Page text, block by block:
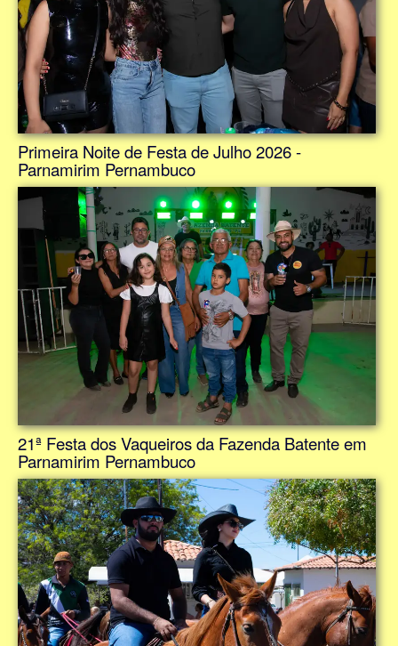
Primeira Noite de Festa de Julho 2026 -
Parnamirim Pernambuco
21ª Festa dos Vaqueiros da Fazenda Batente em
Parnamirim Pernambuco